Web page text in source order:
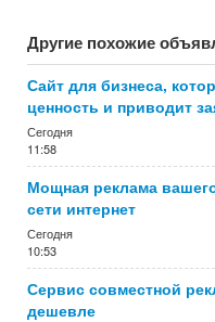
Другие похожие
Сайт для бизнеса,
ценность и приводит
Сегодня
11:58
Мощная реклама
сети интернет
Сегодня
10:53
Сервис совместной
дешевле